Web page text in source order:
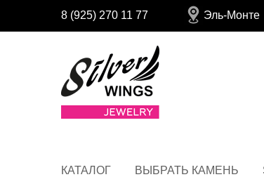
8 (925) 270 11 77 Эль-Монте
КАТАЛОГ ВЫБРАТЬ КАМЕНЬ